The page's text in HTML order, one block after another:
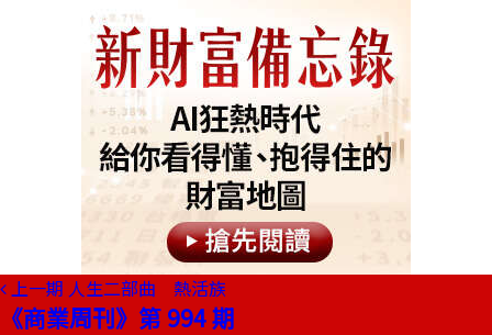
上一期 人生二部曲 熱活族
《商業周刊》第 994 期